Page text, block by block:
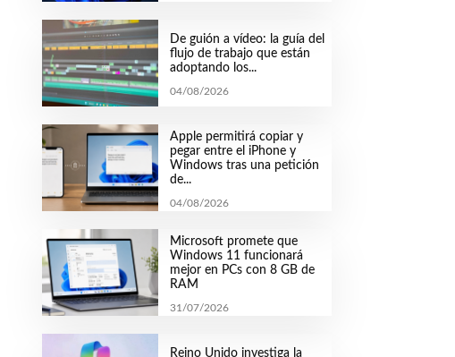
De guión a vídeo: la guía del
flujo de trabajo que están
adoptando los...
04/08/2026
Apple permitirá copiar y
pegar entre el iPhone y
Windows tras una petición
de...
04/08/2026
Microsoft promete que
Windows 11 funcionará
mejor en PCs con 8 GB de
RAM
31/07/2026
Reino Unido investiga la